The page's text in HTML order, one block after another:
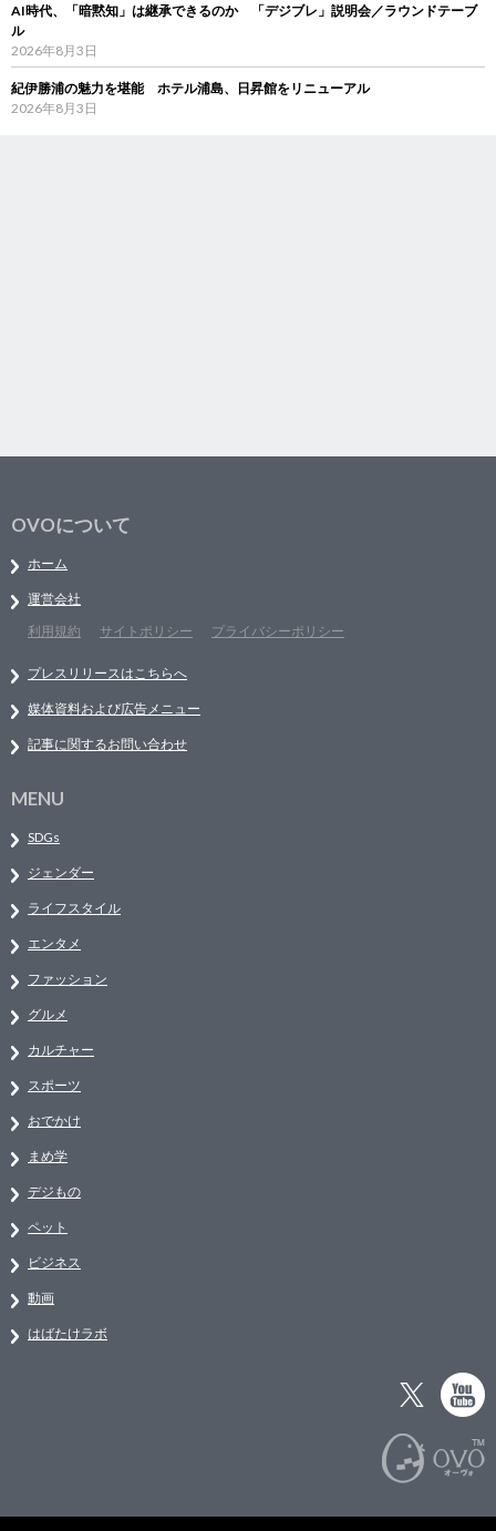
AI時代、「暗黙知」は継承できるのか 「デジブレ」説明会／ラウンドテーブ
ル
2026年8月3日
紀伊勝浦の魅力を堪能 ホテル浦島、日昇館をリニューアル
2026年8月3日
OVOについて
ホーム
運営会社
利用規約
サイトポリシー プライバシーポリシー
プレスリリースはこちらへ
媒体資料および広告メニュー
記事に関するお問い合わせ
MENU
SDGs
ジェンダー
ライフスタイル
エンタメ
ファッション
グルメ
カルチャー
スポーツ
おでかけ
まめ学
デジもの
ペット
ビジネス
動画
はばたけラボ